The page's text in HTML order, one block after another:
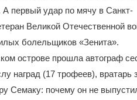
А первый удар по мячу в Санкт-
Великой Отечественной
болельщиков «Зенита».
острове прошла автограф
наград (17 трофеев), вратарь
Семаку: почему он не